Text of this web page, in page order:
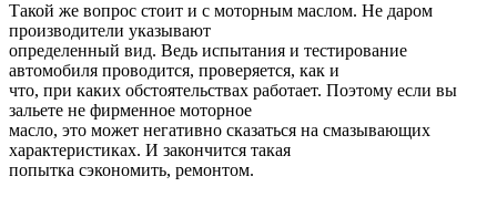
Такой же вопрос стоит и с моторным маслом. Не даром
производители указывают
определенный вид. Ведь испытания и тестирование
автомобиля проводится, проверяется, как и
что, при каких обстоятельствах работает. Поэтому если вы
зальете не фирменное моторное
масло, это может негативно сказаться на смазывающих
характеристиках. И закончится такая
попытка сэкономить, ремонтом.